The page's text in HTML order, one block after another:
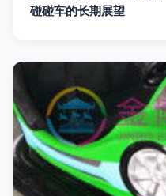
碰碰车的长期展望